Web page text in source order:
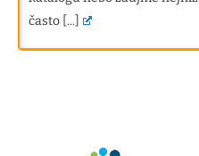
často [...]